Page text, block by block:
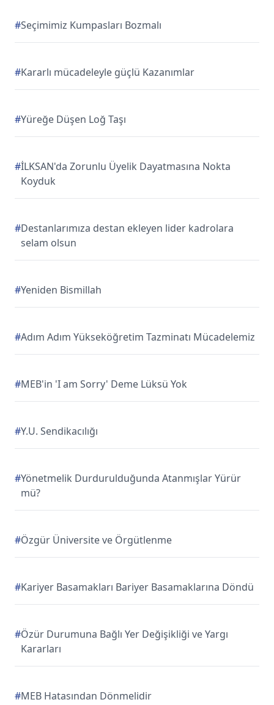
#Seçimimiz Kumpasları Bozmalı
#Kararlı mücadeleyle güçlü Kazanımlar
#Yüreğe Düşen Loğ Taşı
#İLKSAN'da Zorunlu Üyelik Dayatmasına Nokta
Koyduk
#Destanlarımıza destan ekleyen lider kadrolara
selam olsun
#Yeniden Bismillah
#Adım Adım Yükseköğretim Tazminatı Mücadelemiz
#MEB'in 'I am Sorry' Deme Lüksü Yok
#Y.U. Sendikacılığı
#Yönetmelik Durdurulduğunda Atanmışlar Yürür
mü?
#Özgür Üniversite ve Örgütlenme
#Kariyer Basamakları Bariyer Basamaklarına Döndü
#Özür Durumuna Bağlı Yer Değişikliği ve Yargı
Kararları
#MEB Hatasından Dönmelidir